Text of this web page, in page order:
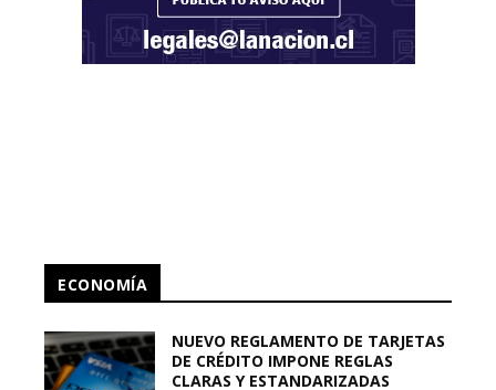
ECONOMÍA
NUEVO REGLAMENTO DE TARJETAS
DE CRÉDITO IMPONE REGLAS
CLARAS Y ESTANDARIZADAS